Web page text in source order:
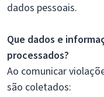
dados pessoais.
Que dados e
processados?
Ao comunicar
são coletados: